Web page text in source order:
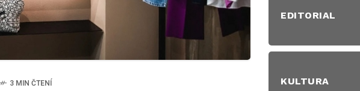
3 MIN ČTENÍ
EDITORIAL
KULTURA